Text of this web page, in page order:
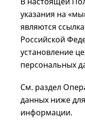
указания на
являются
Российской
установление
персональных
См. раздел
данных ниже
информации.